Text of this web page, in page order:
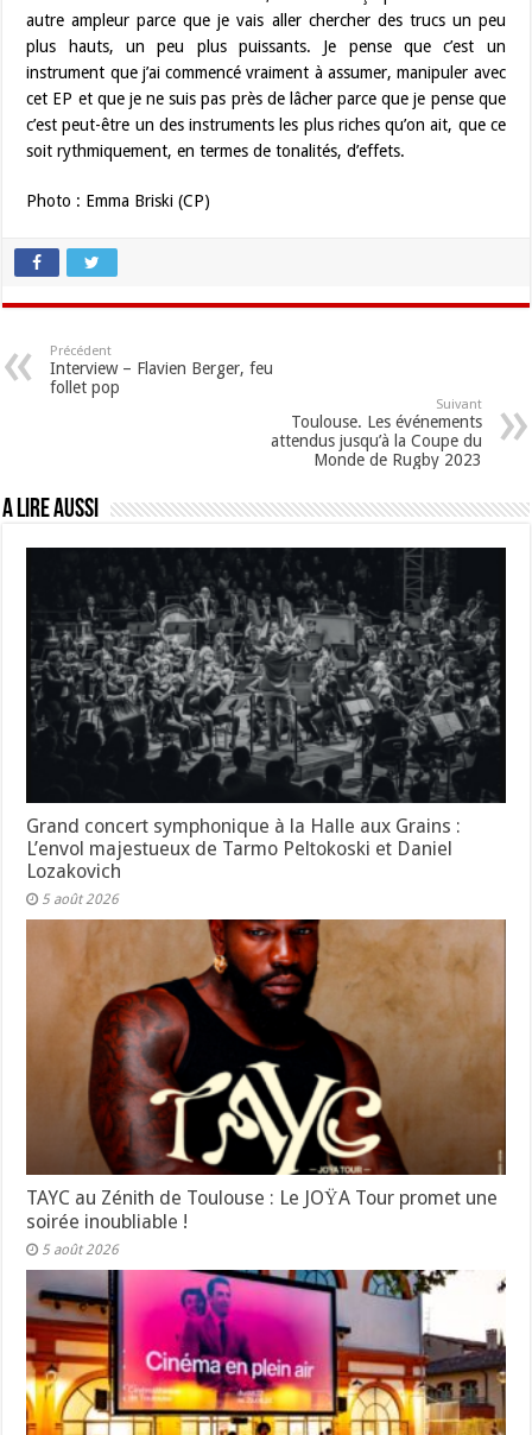
autre ampleur parce que je vais aller chercher des trucs un peu
plus hauts, un peu plus puissants. Je pense que c’est un
instrument que j’ai commencé vraiment à assumer, manipuler avec
cet EP et que je ne suis pas près de lâcher parce que je pense que
c’est peut-être un des instruments les plus riches qu’on ait, que ce
soit rythmiquement, en termes de tonalités, d’effets.
Photo : Emma Briski (CP)
Précédent
Interview – Flavien Berger, feu
follet pop
Suivant
Toulouse. Les événements
attendus jusqu’à la Coupe du
Monde de Rugby 2023
A lire aussi
Grand concert symphonique à la Halle aux Grains :
L’envol majestueux de Tarmo Peltokoski et Daniel
Lozakovich
5 août 2026
TAYC au Zénith de Toulouse : Le JOŸA Tour promet une
soirée inoubliable !
5 août 2026